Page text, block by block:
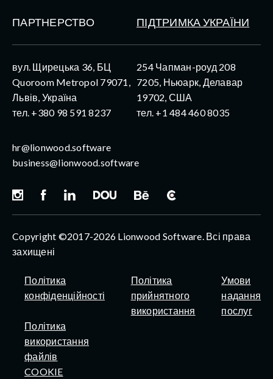
ПАРТНЕРСТВО ПІДТРИМКА УКРАЇНИ
вул. Щирецька 36, БЦ
Quoroom Metropol 79071,
Львів, Україна
тел. +380 98 591 8237
254 Чапман-роуд 208
7205, Ньюарк, Делавар
19702, США
тел. +1 484 460 8035
hr@lionwood.software
business@lionwood.software
Copyright ©2017-2026 Lionwood Software. Всі права
захищені
Політика
конфіденційності
Політика
прийнятного
використання
Умови
надання
послуг
Політика
використання
файлів
COOKIE